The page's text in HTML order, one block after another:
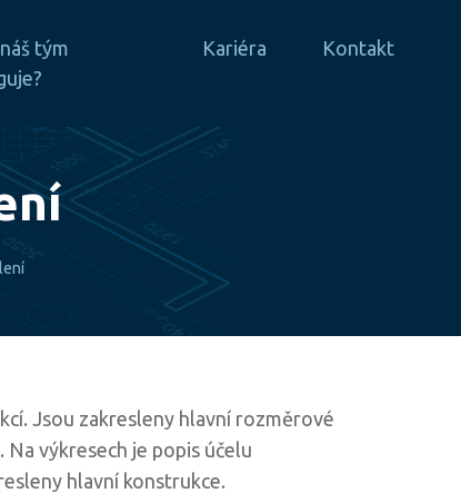
tým
Kariéra Kontakt
Jsou zakresleny hlavní rozměrové
výkresech je popis účelu
hlavní konstrukce.